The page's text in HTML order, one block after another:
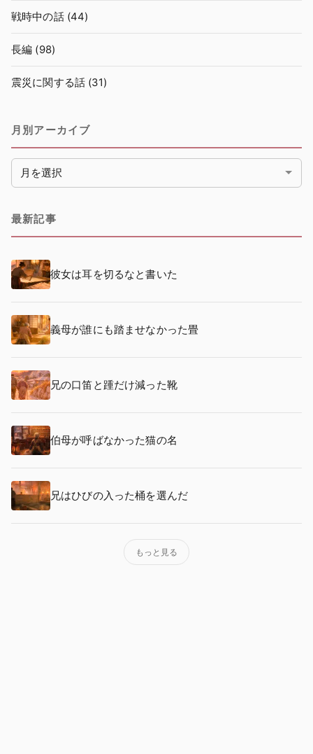
戦時中の話(44)
長編 (98)
震災に関する話 (31)
月別アーカイブ
月別アーカイブ
最新記事
彼女は耳を切るなと書いた
義母が誰にも踏ませなかった畳
兄の口笛と踵だけ減った靴
伯母が呼ばなかった猫の名
兄はひびの入った桶を選んだ
もっと見る